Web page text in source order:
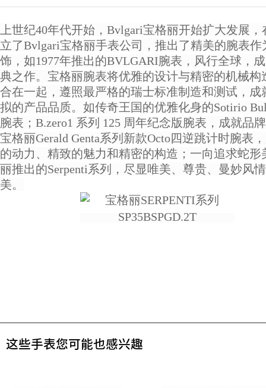
上世纪40年代开始，Bvlgari宝格丽开始扩大发展
立了Bvlgari宝格丽手表公司，推出了精美的腕表作
饰，如1977年推出的BVLGARI腕表，风行全球，
典之作。宝格丽腕表将优雅的设计与精密的机械构
合在一起，遵照最严格的瑞士标准制造和测试，成
拟的产品品质。如传奇王国的优雅化身的Sotirio
腕表；B.zero1 系列 125 周年纪念版腕表，成就品
宝格丽Gerald Genta系列新款Octo四逆跳计时腕表
的动力、精致的魅力和精密的构造；一向追求蛇形
丽推出的Serpenti系列，尽显唯美、尊贵、曼妙风
美。
这些手表您可能也感兴趣